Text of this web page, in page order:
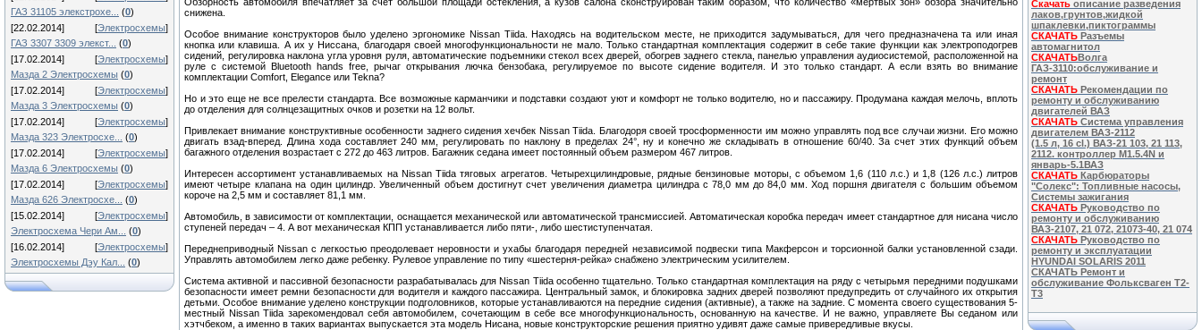
ГАЗ 31105 элекстрохе...
(0)
[22.02.2014]
[Электросхемы]
ГАЗ 3307 3309 элекст...
(0)
[17.02.2014]
[Электросхемы]
Мазда 2 Электросхемы (0)
[17.02.2014]
[Электросхемы]
Мазда 3 Электросхемы (0)
[17.02.2014]
[Электросхемы]
Мазда 323 Электросхе...
(0)
[17.02.2014]
[Электросхемы]
Мазда 6 Электросхемы (0)
[17.02.2014]
[Электросхемы]
Мазда 626 Электросхе...
(0)
[15.02.2014]
[Электросхемы]
Электросхема Чери Ам...
(0)
[16.02.2014]
[Электросхемы]
Электросхемы Дэу Кал...
(0)
снижена.
Особое внимание конструкторов было уделено эргономике Nissan Tiida. Находясь на водительском месте, не приходится задумываться, для чего предназначена та или иная
кнопка или клавиша. А их у Ниссана, благодаря своей многофункциональности не мало. Только стандартная комплектация содержит в себе такие функции как электроподогрев
сидений, регулировка наклона угла уровня руля, автоматические подъемники стекол всех дверей, обогрев заднего стекла, панелью управления аудиосистемой, расположенной на
руле с системой Bluetooth hands free, рычаг открывания лючка бензобака, регулируемое по высоте сидение водителя. И это только стандарт. А если взять во внимание
комплектации Comfort, Elegance или Tekna?
Но и это еще не все прелести стандарта. Все возможные карманчики и подставки создают уют и комфорт не только водителю, но и пассажиру. Продумана каждая мелочь, вплоть
до отделения для солнцезащитных очков и розетки на 12 вольт.
Привлекает внимание конструктивные особенности заднего сидения хечбек Nissan Tiida. Благодоря своей тросформенности им можно управлять под все случаи жизни. Его можно
двигать взад-вперед. Длина хода составляет 240 мм, регулировать по наклону в пределах 24°, ну и конечно же складывать в отношение 60/40. За счет этих функций объем
багажного отделения возрастает с 272 до 463 литров. Багажник седана имеет постоянный объем размером 467 литров.
Интересен ассортимент устанавливаемых на Nissan Tiida тяговых агрегатов. Четырехцилиндровые, рядные бензиновые моторы, с объемом 1,6 (110 л.с.) и 1,8 (126 л.с.) литров
имеют четыре клапана на один цилиндр. Увеличенный объем достигнут счет увеличения диаметра цилиндра с 78,0 мм до 84,0 мм. Ход поршня двигателя с большим объемом
короче на 2,5 мм и составляет 81,1 мм.
Автомобиль, в зависимости от комплектации, оснащается механической или автоматической трансмиссией. Автоматическая коробка передач имеет стандартное для нисана число
ступеней передач – 4. А вот механическая КПП устанавливается либо пяти-, либо шестиступенчатая.
Переднеприводный Nissan с легкостью преодолевает неровности и ухабы благодаря передней независимой подвески типа Макферсон и торсионной балки установленной сзади.
Управлять автомобилем легко даже ребенку. Рулевое управление по типу «шестерня-рейка» снабжено электрическим усилителем.
Система активной и пассивной безопасности разрабатывалась для Nissan Tiida особенно тщательно. Только стандартная комплектация на ряду с четырьмя передними подушками
безопасности имеет ремни безопасности для водителя и каждого пассажира. Центральный замок, и блокировка задних дверей позволяют предупредить от случайного их открытия
детьми. Особое внимание уделено конструкции подголовников, которые устанавливаются на передние сидения (активные), а также на задние. С момента своего существования 5-
местный Nissan Tiida зарекомендовал себя автомобилем, сочетающим в себе все многофункциональность, основанную на качестве. И не важно, управляете Вы седаном или
хэтчбеком, а именно в таких вариантах выпускается эта модель Нисана, новые конструкторские решения приятно удивят даже самые привередливые вкусы.
Скачать описание разведения
лаков,грунтов,жидкой
шпаклевки,пиктограммы
СКАЧАТЬ Разъемы
автомагнитол
СКАЧАТЬВолга
ГАЗ-3110:обслуживание и
ремонт
СКАЧАТЬ Рекомендации по
ремонту и обслуживанию
двигателей ВАЗ
СКАЧАТЬ Система управления
двигателем ВАЗ-2112
(1.5 л, 16 cl.) ВАЗ-21 103, 21 113,
2112. контроллер M1.5.4N и
январь-5.1ВАЗ
СКАЧАТЬ Карбюраторы
"Солекс": Топливные насосы,
Системы зажигания
СКАЧАТЬ Руководство по
ремонту и обслуживанию
ВАЗ-2107, 21 072, 21073-40, 21 074
СКАЧАТЬ Руководство по
ремонту и эксплуатации
HYUNDAI SOLARIS 2011
СКАЧАТЬ Ремонт и
обслуживание Фольксваген Т2-
Т3